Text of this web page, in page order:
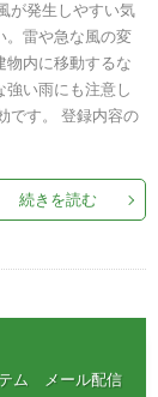
が発生しやすい気
。雷や急な風の変
物内に移動するな
強い雨にも注意し
です。 登録内容の
続きを読む
ム メール配信